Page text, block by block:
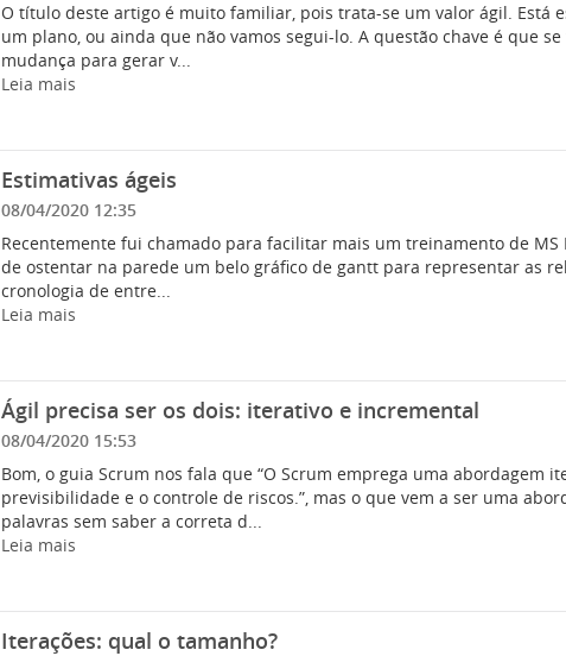
O título deste artigo é muito familiar, pois trata-se um valor ágil. Está
um plano, ou ainda que não vamos segui-lo. A questão chave é que
mudança para gerar v...
Leia mais
Estimativas ágeis
08/04/2020 12:35
Recentemente fui chamado para facilitar mais um treinamento de
de ostentar na parede um belo gráfico de gantt para representar as
cronologia de entre...
Leia mais
Ágil precisa ser os dois: iterativo e incremental
08/04/2020 15:53
Bom, o guia Scrum nos fala que “O Scrum emprega uma abordagem
previsibilidade e o controle de riscos.”, mas o que vem a ser uma
palavras sem saber a correta d...
Leia mais
Iterações: qual o tamanho?